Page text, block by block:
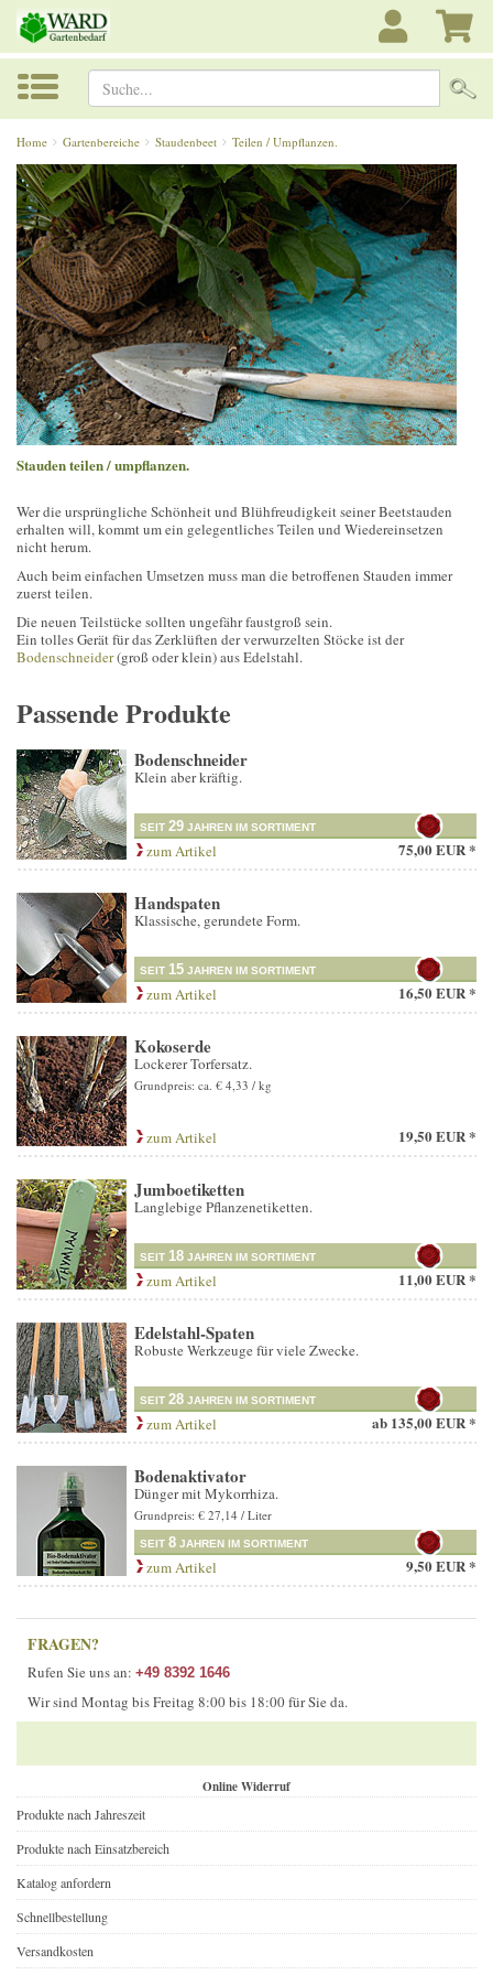
Suche...
Home Gartenbereiche Staudenbeet Teilen / Umpflanzen.
Stauden teilen / umpflanzen.
Wer die ursprüngliche Schönheit und Blühfreudigkeit seiner Beetstauden
erhalten will, kommt um ein gelegentliches Teilen und Wiedereinsetzen
nicht herum.
Auch beim einfachen Umsetzen muss man die betroffenen Stauden immer
zuerst teilen.
Die neuen Teilstücke sollten ungefähr faustgroß sein.
Ein tolles Gerät für das Zerklüften der verwurzelten Stöcke ist der
Bodenschneider(groß oder klein) aus Edelstahl.
Passende Produkte
Bodenschneider
Klein aber kräftig.
SEIT 29 JAHREN IM SORTIMENT
zum Artikel 75,00 EUR *
Handspaten
Klassische, gerundete Form.
SEIT 15 JAHREN IM SORTIMENT
zum Artikel 16,50 EUR *
Kokoserde
Lockerer Torfersatz.
Grundpreis: ca. € 4,33 / kg
zum Artikel 19,50 EUR *
Jumboetiketten
Langlebige Pflanzenetiketten.
SEIT 18 JAHREN IM SORTIMENT
zum Artikel 11,00 EUR *
Edelstahl-Spaten
Robuste Werkzeuge für viele Zwecke.
SEIT 28 JAHREN IM SORTIMENT
zum Artikel ab 135,00 EUR *
Bodenaktivator
Dünger mit Mykorrhiza.
Grundpreis: € 27,14 / Liter
SEIT 8 JAHREN IM SORTIMENT
zum Artikel 9,50 EUR *
FRAGEN?
Rufen Sie uns an: +49 8392 1646
Wir sind Montag bis Freitag 8:00 bis 18:00 für Sie da.
Online Widerruf
Produkte nach Jahreszeit
Produkte nach Einsatzbereich
Katalog anfordern
Schnellbestellung
Versandkosten